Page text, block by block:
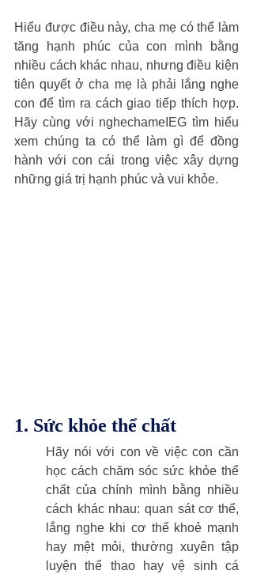
Hiểu được điều này, cha mẹ có thể làm
tăng hạnh phúc của con mình bằng
nhiều cách khác nhau, nhưng điều kiện
tiên quyết ở cha mẹ là phải lắng nghe
con để tìm ra cách giao tiếp thích hợp.
Hãy cùng với nghechameIEG tìm hiểu
xem chúng ta có thể làm gì để đồng
hành với con cái trong việc xây dựng
những giá trị hạnh phúc và vui khỏe.
1. Sức khỏe thể chất
Hãy nói với con về việc con cần
học cách chăm sóc sức khỏe thể
chất của chính mình bằng nhiều
cách khác nhau: quan sát cơ thể,
lắng nghe khi cơ thể khoẻ mạnh
hay mệt mỏi, thường xuyên tập
luyện thể thao hay vệ sinh cá